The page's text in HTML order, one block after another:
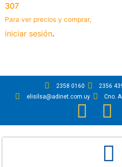
307
Para ver precios y comprar,
iniciar sesión.
2358 0160 2356
elisilsa@adinet.com.uy
Cno.